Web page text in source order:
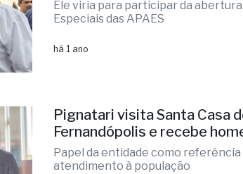
Ele viria para participar da abertura
Especiais das APAES
há 1 ano
Pignatari visita Santa Casa
Fernandópolis e recebe
Papel da entidade como
atendimento à população